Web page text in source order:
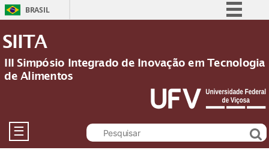
BRASIL
Participe
Acesso à informação
Legislação
Canais
SIITA
III Simpósio Integrado de Inovação em Tecnologia
de Alimentos
☰